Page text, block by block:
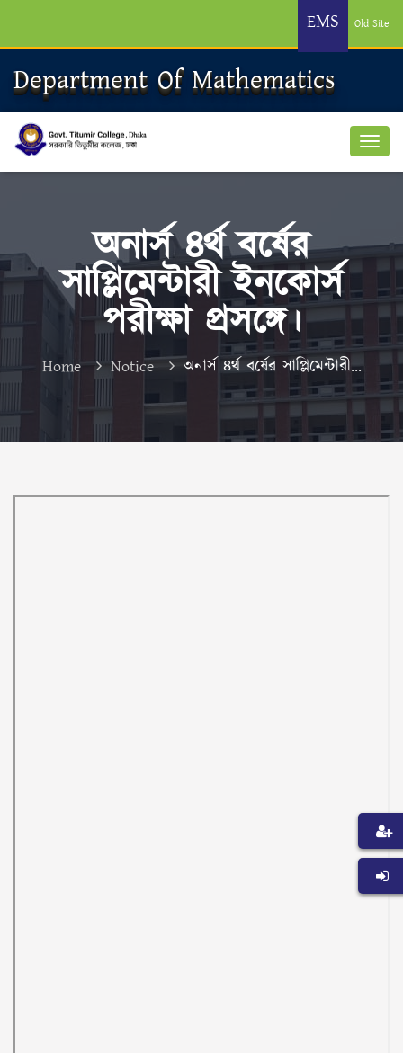
EMS Old Site
Department Of Mathematics
অনার্স ৪র্থ বর্ষের
সাপ্লিমেন্টারী ইনকোর্স
পরীক্ষা প্রসঙ্গে।
Home Notice অনার্স ৪র্থ বর্ষের সাপ্লিমেন্টারী...